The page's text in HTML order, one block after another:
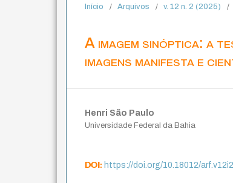
Início / Arquivos / v. 12 n. 2 (2025) /
A imagem sinóptica: a
imagens manifesta e
Henri São Paulo
Universidade Federal da Bahia
DOI:https://doi.org/10.18012/